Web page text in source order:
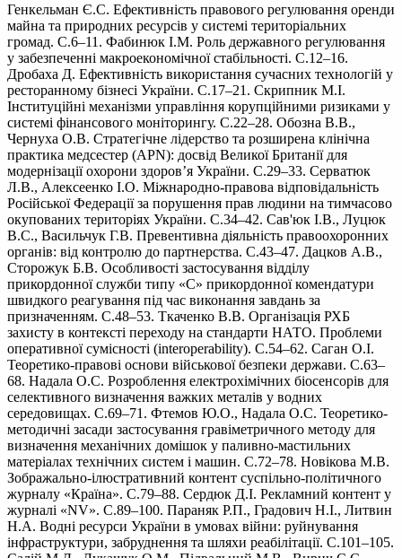
Генкельман Є.С. Ефективність правового регулювання оренди
майна та природних ресурсів у системі територіальних
громад. С.6–11. Фабинюк І.М. Роль державного регулювання
у забезпеченні макроекономічної стабільності. С.12–16.
Дробаха Д. Ефективність використання сучасних технологій у
ресторанному бізнесі України. С.17–21. Скрипник М.І.
Інституційні механізми управління корупційними ризиками у
системі фінансового моніторингу. С.22–28. Обозна В.В.,
Чернуха О.В. Стратегічне лідерство та розширена клінічна
практика медсестер (APN): досвід Великої Британії для
модернізації охорони здоров’я України. С.29–33. Серватюк
Л.В., Алексеенко І.О. Міжнародно-правова відповідальність
Російської Федерації за порушення прав людини на тимчасово
окупованих територіях України. С.34–42. Сав'юк І.В., Луцюк
В.С., Васильчук Г.В. Превентивна діяльність правоохоронних
органів: від контролю до партнерства. С.43–47. Дацков А.В.,
Сторожук Б.В. Особливості застосування відділу
прикордонної служби типу «С» прикордонної комендатури
швидкого реагування під час виконання завдань за
призначенням. С.48–53. Ткаченко В.В. Організація РХБ
захисту в контексті переходу на стандарти НАТО. Проблеми
оперативної сумісності (interoperability). С.54–62. Саган О.І.
Теоретико-правові основи військової безпеки держави. С.63–
68. Надала О.С. Розроблення електрохімічних біосенсорів для
селективного визначення важких металів у водних
середовищах. С.69–71. Фтемов Ю.О., Надала О.С. Теоретико-
методичні засади застосування гравіметричного методу для
визначення механічних домішок у паливно-мастильних
матеріалах технічних систем і машин. С.72–78. Новікова М.В.
Зображально-ілюстративний контент суспільно-політичного
журналу «Країна». С.79–88. Сердюк Д.І. Рекламний контент у
журналі «NV». С.89–100. Параняк Р.П., Градович Н.І., Литвин
Н.А. Водні ресурси України в умовах війни: руйнування
інфраструктури, забруднення та шляхи реабілітації. С.101–105.